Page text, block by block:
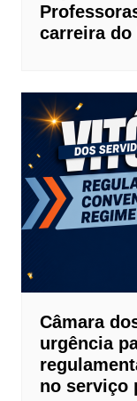
carreira
Câmara
urgência
no serviço